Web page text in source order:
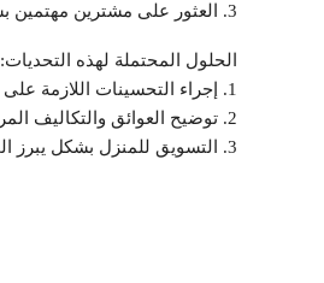
3. العثور على مشترين مهتمين بشراء منزل قديم قد يكون تحديًا نظرًا لتفضيلهم للمنازل الحديثة.
الحلول المحتملة لهذه التحديات:
1. إجراء التحسينات اللازمة على المنزل بحيث يكون جاهزًا للبيع، مثل إصلاح السقف، تحديث الأجهزة، وتجديد الدهانات والأرضيات.
2. توضيح العوائق والتكاليف المرتبطة بتجديد البيت القديم للمشترين المحتملين، وعرض إمكانيات التمويل المتاحة لهم.
3. التسويق للمنزل بشكل يبرز الجوانب الجمالية والتاريخية له، وكيفية تحويله إلى منزل يفي بمتطلبات الحياة العصرية.